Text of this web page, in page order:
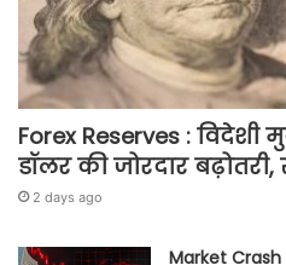
Forex Reserves : विदेशी
डॉलर की जोरदार
2 days ago
Market Crash